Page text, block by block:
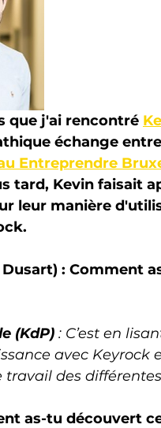
que j'ai rencontré
échange
Entreprendre
tard, Kevin faisait
leur manière
Dusart) : Comment
(KdP) : C’est en
avec
des
as-tu découvert